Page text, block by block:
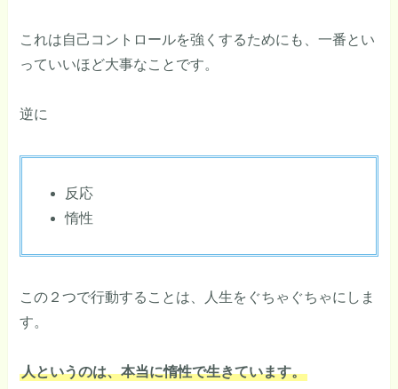
これは自己コントロールを強くするためにも、一番とい
っていいほど大事なことです。
逆に
反応
惰性
この２つで行動することは、人生をぐちゃぐちゃにしま
す。
人というのは、本当に惰性で生きています。